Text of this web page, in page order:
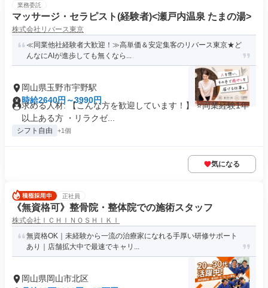
業務委託
マッサージ・セラピスト(経験者)<瀬戸内温泉 たまの湯>
株式会社リバース東京
≪同業他社経験者大歓迎！≫高単価＆安定集客のリバース東京★ど
んなにAIが進歩しても無くなら...
岡山県玉野市宇野駅
時給2640円～3990円
求める人材: 【こんな方を歓迎しています！】 ⭐️同業経験1年
以上ある方 ・リラクゼ...
シフト自由 +1個
気になる
正社員
《無資格可》整骨院・整体院での施術スタッフ
株式会社ＩＣＨＩＮＯＳＨＩＫＩ
無資格OK｜未経験から一流の治療家になれる手厚い研修サポート
あり｜店舗拡大中で最速でキャリ...
岡山県岡山市北区